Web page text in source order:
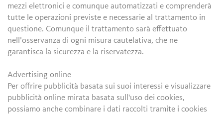
mezzi elettronici e comunque automatizzati e comprenderà
tutte le operazioni previste e necessarie al trattamento in
questione. Comunque il trattamento sarà effettuato
nell’osservanza di ogni misura cautelativa, che ne
garantisca la sicurezza e la riservatezza.
Advertising online
Per offrire pubblicità basata sui suoi interessi e visualizzare
pubblicità online mirata basata sull'uso dei cookies,
possiamo anche combinare i dati raccolti tramite i cookies